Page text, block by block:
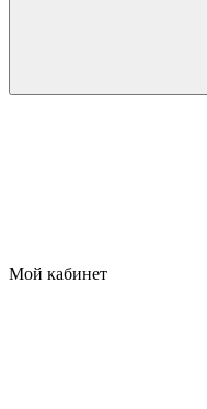
Мой кабинет